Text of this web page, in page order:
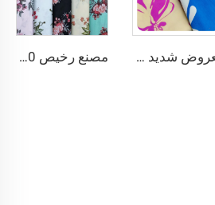
معروض شديد الإقبال لفصل الصيف: قماش منسوج بنسبة 100٪ بوليستر من CEY، مطبوع بنقوش زهرية كبيرة للملابس النسائية مصنع رخيص 100% رايون مطبوع لملابس النساء الرايون الطباعي